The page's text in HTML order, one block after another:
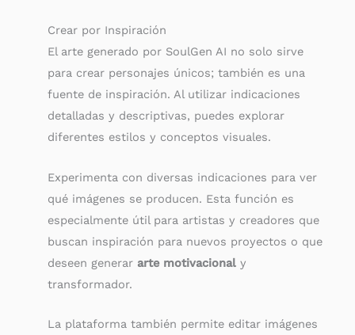
Crear por Inspiración
El arte generado por SoulGen AI no solo sirve
para crear personajes únicos; también es una
fuente de inspiración. Al utilizar indicaciones
detalladas y descriptivas, puedes explorar
diferentes estilos y conceptos visuales.
Experimenta con diversas indicaciones para ver
qué imágenes se producen. Esta función es
especialmente útil para artistas y creadores que
buscan inspiración para nuevos proyectos o que
deseen generar arte motivacional y
transformador.
La plataforma también permite editar imágenes